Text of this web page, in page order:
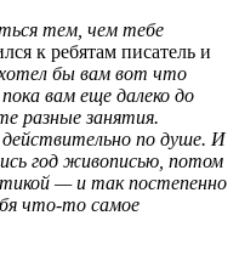
тем, чем тебе
к ребятам писатель и
бы вам вот что
вам еще далеко до
разные занятия.
по душе. И
год живописью, потом
— и так постепенно
что-то самое